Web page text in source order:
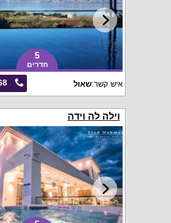
5
חדרים
איש קשר:שאול
וילה לה וידה